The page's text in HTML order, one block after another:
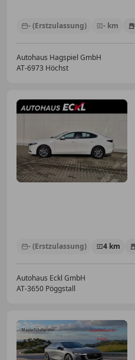
- (Erstzulassung) - km
Autohaus Hagspiel GmbH
AT-6973 Höchst
- (Erstzulassung) 4 km
Autohaus Eckl GmbH
AT-3650 Pöggstall